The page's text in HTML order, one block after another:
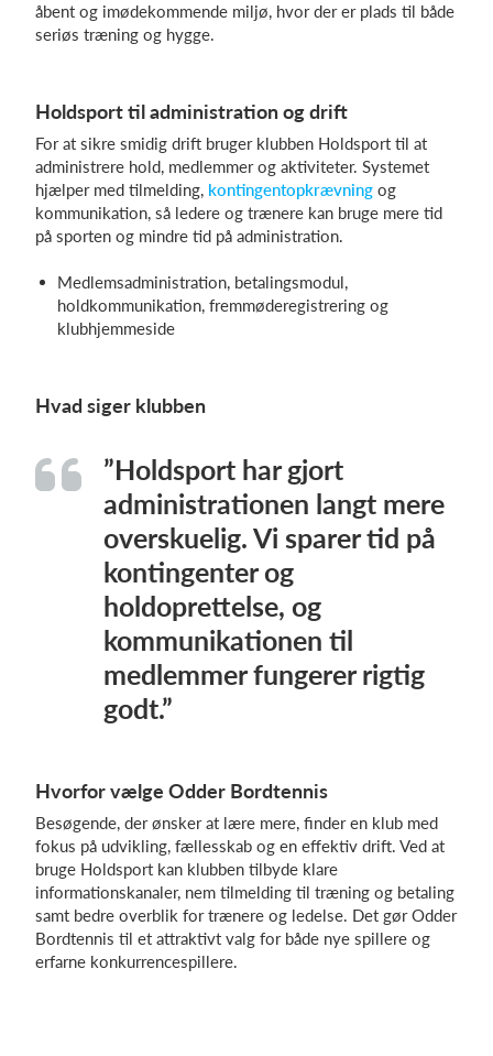
åbent og imødekommende miljø, hvor der er plads til både
seriøs træning og hygge.
Holdsport til administration og drift
For at sikre smidig drift bruger klubben Holdsport til at
administrere hold, medlemmer og aktiviteter. Systemet
hjælper med tilmelding, kontingentopkrævning og
kommunikation, så ledere og trænere kan bruge mere tid
på sporten og mindre tid på administration.
Medlemsadministration, betalingsmodul,
holdkommunikation, fremmøderegistrering og
klubhjemmeside
Hvad siger klubben
”Holdsport har gjort
administrationen langt mere
overskuelig. Vi sparer tid på
kontingenter og
holdoprettelse, og
kommunikationen til
medlemmer fungerer rigtig
godt.”
Hvorfor vælge Odder Bordtennis
Besøgende, der ønsker at lære mere, finder en klub med
fokus på udvikling, fællesskab og en effektiv drift. Ved at
bruge Holdsport kan klubben tilbyde klare
informationskanaler, nem tilmelding til træning og betaling
samt bedre overblik for trænere og ledelse. Det gør Odder
Bordtennis til et attraktivt valg for både nye spillere og
erfarne konkurrencespillere.